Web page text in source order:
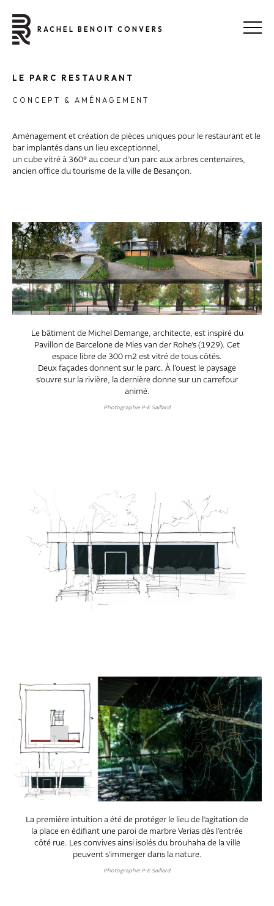
RACHEL BENOIT CONVERS
LE PARC RESTAURANT
CONCEPT & AMÉNAGEMENT
Aménagement et création de pièces uniques pour le restaurant et le
bar implantés dans un lieu exceptionnel,
un cube vitré à 360° au coeur d’un parc aux arbres centenaires,
ancien office du tourisme de la ville de Besançon.
Le bâtiment de Michel Demange, architecte, est inspiré du
Pavillon de Barcelone de Mies van der Rohe’s (1929). Cet
espace libre de 300 m2 est vitré de tous côtés.
Deux façades donnent sur le parc. À l’ouest le paysage
s’ouvre sur la rivière, la dernière donne sur un carrefour
animé.
Photographie P-E Saillard
La première intuition a été de protéger le lieu de l’agitation de
la place en édifiant une paroi de marbre Verias dès l’entrée
côté rue. Les convives ainsi isolés du brouhaha de la ville
peuvent s’immerger dans la nature.
Photographie P-E Saillard